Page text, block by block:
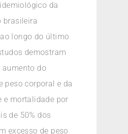
da
brasileira
longo do último
demostram
aumento do
peso corporal e da
e mortalidade por
de 50% dos
excesso de peso